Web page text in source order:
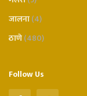
जालना(4)
ठाणे(480)
Follow Us